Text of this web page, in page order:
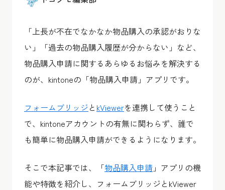
「上長が不在でなかなか物品購入の承認がおりな
い」「過去の物品購入履歴が分からない」など、
物品購入申請に関するあらゆるお悩みを解決する
のが、kintoneの「物品購入申請」アプリです。
フォームブリッジと kViewerを連携して使うこと
で、kintoneアカウントの有無に関わらず、誰で
も簡単に物品購入申請ができるようになります。
そこで本記事では、「物品購入申請 」アプリの機
能や特徴を紹介し、フォームブリッジとkViewer